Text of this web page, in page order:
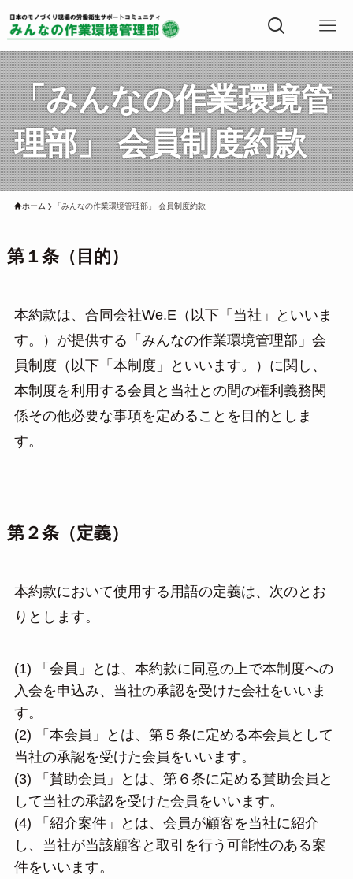
「みんなの作業環境管
理部」 会員制度約款
ホーム 「みんなの作業環境管理部」 会員制度約款
第１条（目的）
本約款は、合同会社We.E（以下「当社」といいま
す。）が提供する「みんなの作業環境管理部」会
員制度（以下「本制度」といいます。）に関し、
本制度を利用する会員と当社との間の権利義務関
係その他必要な事項を定めることを目的としま
す。
第２条（定義）
本約款において使用する用語の定義は、次のとお
りとします。
(1) 「会員」とは、本約款に同意の上で本制度への
入会を申込み、当社の承認を受けた会社をいいま
す。
(2) 「本会員」とは、第５条に定める本会員として
当社の承認を受けた会員をいいます。
(3) 「賛助会員」とは、第６条に定める賛助会員と
して当社の承認を受けた会員をいいます。
(4) 「紹介案件」とは、会員が顧客を当社に紹介
し、当社が当該顧客と取引を行う可能性のある案
件をいいます。